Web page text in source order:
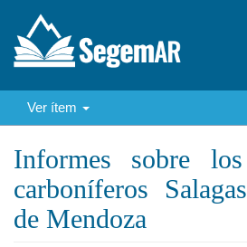
Ver ítem
Informes sobre
carboníferos
de Mendoza